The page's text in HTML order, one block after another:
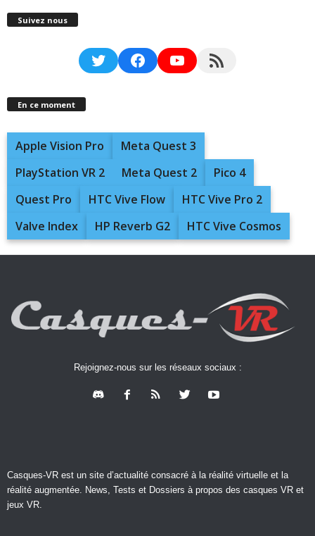
Suivez nous
TwitterFacebookYouTubeRSS Feed
En ce moment
Apple Vision Pro
Meta Quest 3
PlayStation VR 2
Meta Quest 2
Pico 4
Quest Pro
HTC Vive Flow
HTC Vive Pro 2
Valve Index
HP Reverb G2 HTC Vive Cosmos
Rejoignez-nous sur les réseaux sociaux :
Casques-VR est un site d’actualité consacré à la réalité virtuelle et la
réalité augmentée. News, Tests et Dossiers à propos des casques VR et
jeux VR.